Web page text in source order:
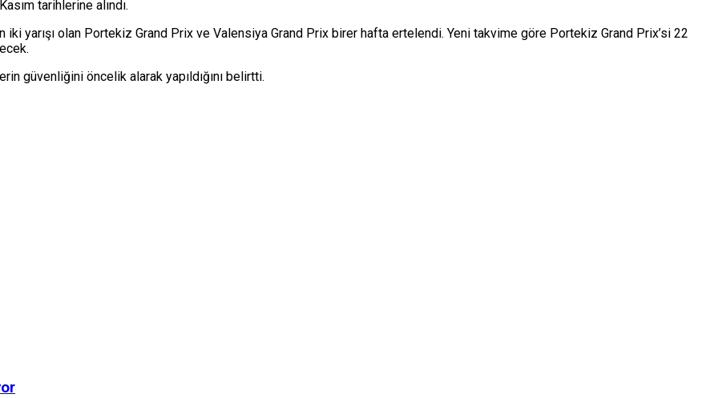
tarihlerine alındı.
yarışı olan Portekiz Grand Prix ve Valensiya Grand Prix birer hafta ertelendi. Yeni takvime göre Portekiz Grand Prix’si 22
güvenliğini öncelik alarak yapıldığını belirtti.